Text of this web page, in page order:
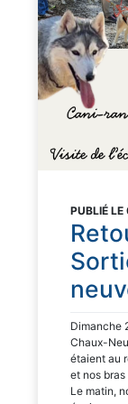
PUBLIÉ
Dimanche
Chaux-
étaient au
et nos
Le matin,